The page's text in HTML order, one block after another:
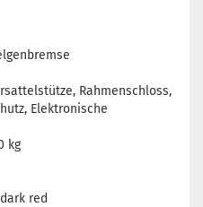
Rahmenschloss,
Elektronische
kg
red